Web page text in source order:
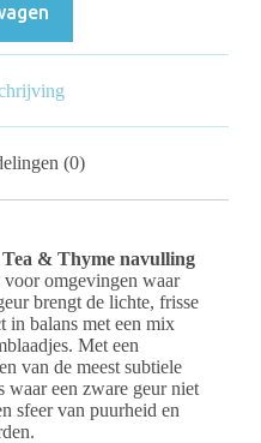
(0)
& Thyme navulling
omgevingen waar
brengt de lichte, frisse
in balans met een mix
Met een
van de meest subtiele
waar een zware geur niet
sfeer van puurheid en